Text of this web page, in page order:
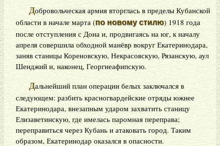
Добровольческая армия вторглась в пределы Кубанской
области в начале марта (по новому стилю) 1918 года
после отступления с Дона и, продвигаясь на юг, к началу
апреля совершила обходной манёвр вокруг Екатеринодара,
заняв станицы Кореновскую, Некрасовскую, Рязанскую, аул
Шенджий и, наконец, Георгиеафипскую.
Дальнейший план операции белых заключался в
следующем: разбить красногвардейские отряды южнее
Екатеринодара, внезапным ударом захватить станицу
Елизаветинскую, где имелась паромная переправа;
переправиться через Кубань и атаковать город. Таким
образом, Екатеринодар оказался в опасности.